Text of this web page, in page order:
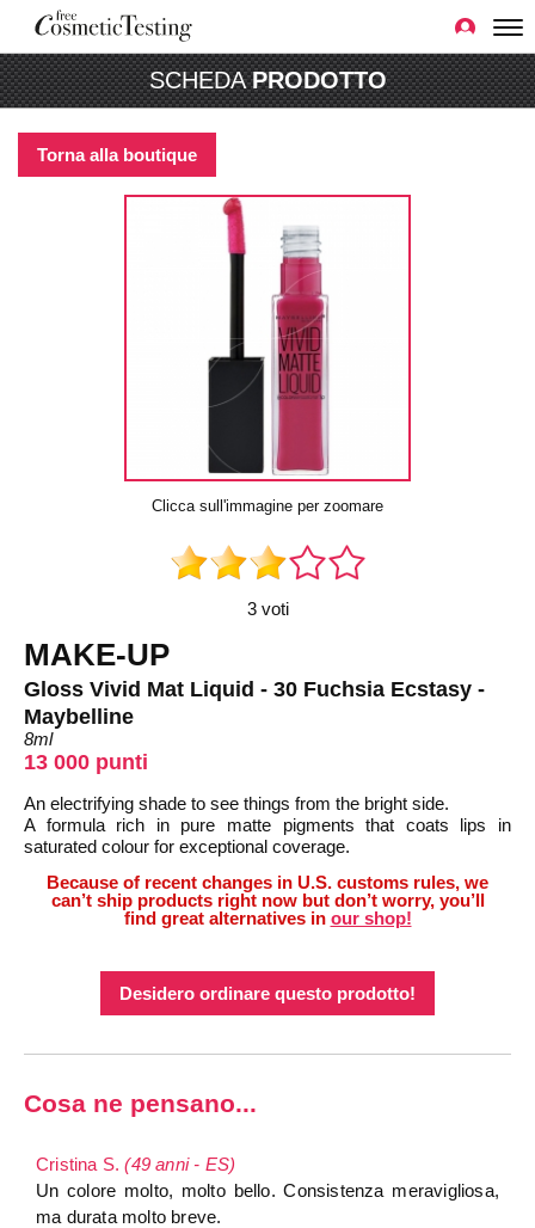
SCHEDAPRODOTTO
Torna alla boutique
Clicca sull'immagine per zoomare
3 voti
MAKE-UP
Gloss Vivid Mat Liquid - 30 Fuchsia Ecstasy -
Maybelline
8ml
13 000 punti
An electrifying shade to see things from the bright side.
A formula rich in pure matte pigments that coats lips in
saturated colour for exceptional coverage.
Because of recent changes in U.S. customs rules, we
can’t ship products right now but don’t worry, you’ll
find great alternatives in our shop!
Desidero ordinare questo prodotto!
Cosa ne pensano...
Cristina S.(49 anni - ES)
Un colore molto, molto bello. Consistenza meravigliosa,
ma durata molto breve.